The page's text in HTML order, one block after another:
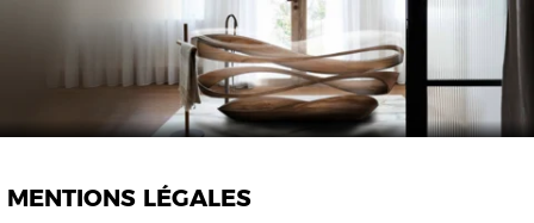
MENTIONS LÉGALES
JULIENAUCLAIR.design
Directeur de publication